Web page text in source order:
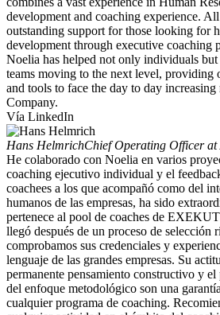
development and coaching experience.
outstanding support for those looking for
development through executive coaching
Noelia has helped not only individuals
teams moving to the next level, providing
and tools to face the day to day
Company.
Vía LinkedIn
Hans HelmrichChief Operating Officer
He colaborado con Noelia en varios
coaching ejecutivo individual y el
coachees a los que acompañó como del
humanos de las empresas, ha sido
pertenece al pool de coaches de
llegó después de un proceso de selección
comprobamos sus credenciales y
lenguaje de las grandes empresas. Su
permanente pensamiento constructivo y
del enfoque metodológico son una
cualquier programa de coaching.